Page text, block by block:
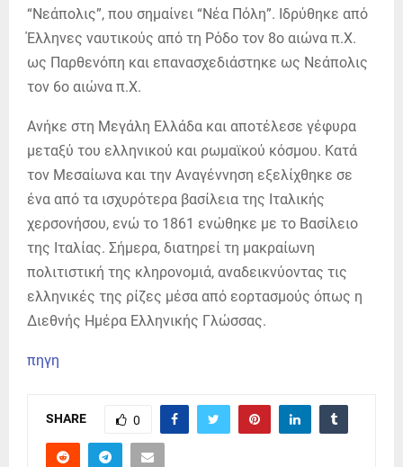
“Νεάπολις”, που σημαίνει “Νέα Πόλη”. Ιδρύθηκε από
Έλληνες ναυτικούς από τη Ρόδο τον 8ο αιώνα π.Χ.
ως Παρθενόπη και επανασχεδιάστηκε ως Νεάπολις
τον 6ο αιώνα π.Χ.
Ανήκε στη Μεγάλη Ελλάδα και αποτέλεσε γέφυρα
μεταξύ του ελληνικού και ρωμαϊκού κόσμου. Κατά
τον Μεσαίωνα και την Αναγέννηση εξελίχθηκε σε
ένα από τα ισχυρότερα βασίλεια της Ιταλικής
χερσονήσου, ενώ το 1861 ενώθηκε με το Βασίλειο
της Ιταλίας. Σήμερα, διατηρεί τη μακραίωνη
πολιτιστική της κληρονομιά, αναδεικνύοντας τις
ελληνικές της ρίζες μέσα από εορτασμούς όπως η
Διεθνής Ημέρα Ελληνικής Γλώσσας.
πηγη
SHARE 0